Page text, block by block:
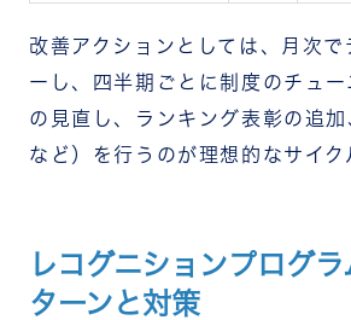
改善アクションとしては、月次で
ーし、四半期ごとに制度のチュ
の見直し、ランキング表彰の追
など）を行うのが理想的なサイク
レコグニションプログ
ターンと対策